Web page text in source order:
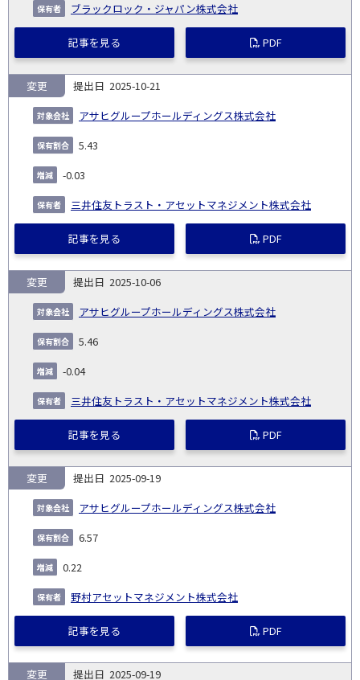
ブラックロック・ジャパン株式会社
記事を見る PDF
2025-10-21
アサヒグループホールディングス株式会社
変更
5.43
-0.03
三井住友トラスト・アセットマネジメント株式会社
記事を見る PDF
2025-10-06
アサヒグループホールディングス株式会社
変更
5.46
-0.04
三井住友トラスト・アセットマネジメント株式会社
記事を見る PDF
2025-09-19
アサヒグループホールディングス株式会社
変更
6.57
0.22
野村アセットマネジメント株式会社
記事を見る PDF
2025-09-19
変更